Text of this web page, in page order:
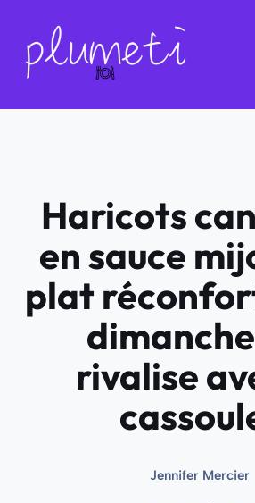
contenu
Haricots
en sauce
plat
rivalise
Jennifer Mercier